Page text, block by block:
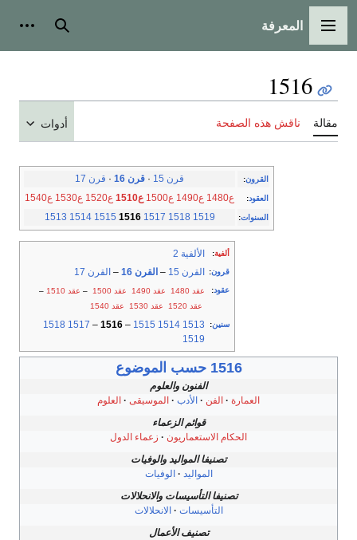
القائمة الرئيسية
المعرفة بحث
1516
مقالة ناقش هذه الصفحة أدوات
القرون: قرن 15 · قرن 16 · قرن 17
العقود: ع1480 ع1490 ع1500 ع1510 ع1520 ع1530 ع1540
السنوات:
1513 1514 1515 1516 1517 1518 1519
ألفية: الألفية 2
قرون: القرن 15 – القرن 16 – القرن 17
عقود: عقد 1480 عقد 1490 عقد 1500 – عقد 1510
–
عقد 1520
عقد 1530 عقد 1540
سنين:
1513
1514
1515
–
1516
–
1517
1518
1519
1516 حسب الموضوع
الفنون والعلوم
العمارة
الفن الأدب الموسيقى
العلوم
قوائم الزعماء
الحكام الاستعماريون
زعماء الدول
تصنيفا المواليد والوفيات
المواليد
الوفيات
تصنيفا التأسيسات والانحلالات
التأسيسات
الانحلالات
تصنيف الأعمال